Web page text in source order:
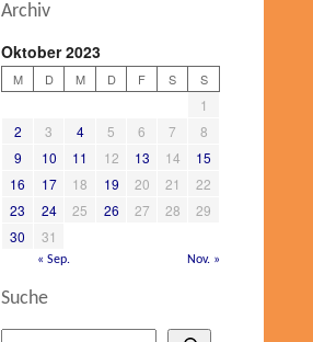
Archiv
Oktober 2023
M D M D F S S
1
2
3 4 5 6 7
8
9
10 11 12 13 14
15
16
17 18 19 20 21
22
23
24 25 26 27 28
29
30
31
« Sep. Nov. »
Suche